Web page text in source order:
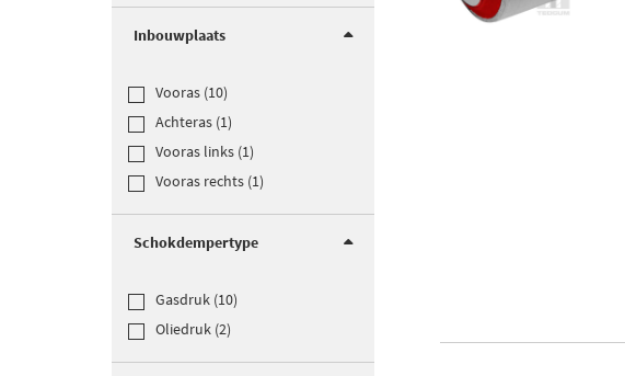
Inbouwplaats
Vooras (10)
Achteras (1)
Vooras links (1)
Vooras rechts (1)
Schokdempertype
Gasdruk (10)
Oliedruk (2)